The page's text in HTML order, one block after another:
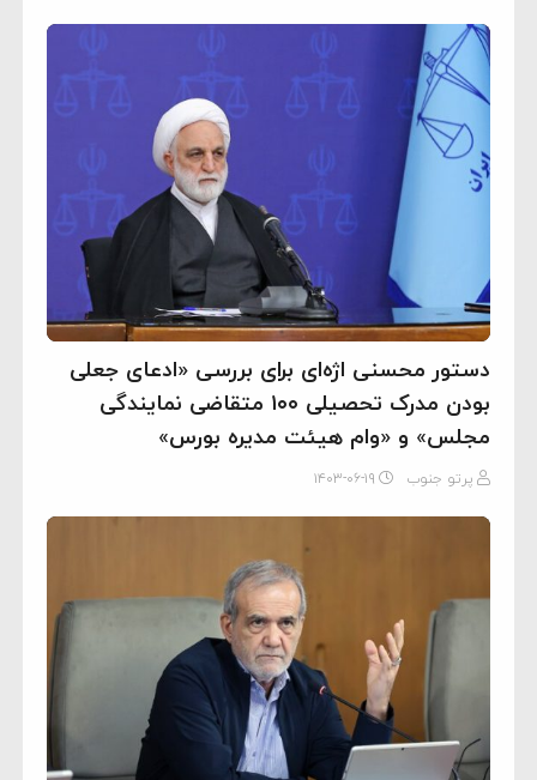
دستور محسنی اژه‌ای برای بررسی «ادعای جعلی
بودن مدرک تحصیلی ۱۰۰ متقاضی نمایندگی
مجلس» و «وام هیئت مدیره بورس»
پرتو جنوب ۱۴۰۳-۰۶-۱۹